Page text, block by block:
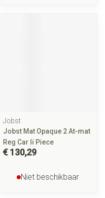
Jobst
Jobst Mat Opaque 2 At-mat
Reg Car Ii Piece
€ 130,29
Niet beschikbaar